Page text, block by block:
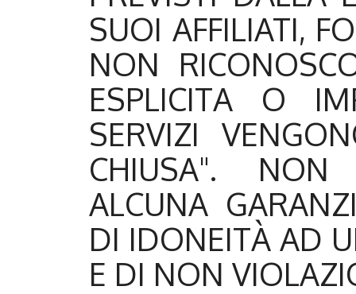
SUOI AFFILIATI,
NON
ESPLICITA O
SERVIZI
CHIUSA". NON
ALCUNA
DI IDONEITÀ AD
E DI NON